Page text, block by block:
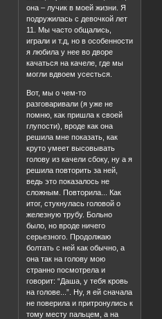
она – лучик в моей жизни. Я
подружилась с девочкой лет
11. Мы часто общались,
играли и т.д, но в особенности
я любила у нее во дворе
качаться на качеле, где мы
могли вдвоем усесться.
Вот, мы о чем-то
разговаривали (я уже не
помню, как пришла к своей
глупости), вроде как она
решила мне показать, как
круто умеет высовывать
голову из качели сбоку, ну а я
решила повторить за ней,
ведь это показалось не
сложным. Повторила... Как
итог, стукнулась головой о
железную трубу. Больно
было, но вроде ничего
серьезного. Продолжаю
болтать с ней как обычно, а
она так на голову мою
странно посмотрела и
говорит: “Даша, у тебя кровь
на голове...”. Ну, я ей сначала
не поверила и притронулись к
тому месту пальцем, а на